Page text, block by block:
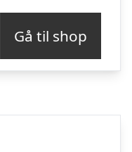
Gå til shop